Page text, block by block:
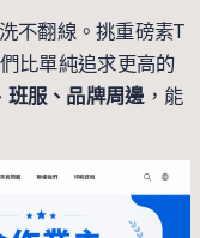
不翻線。挑重磅素T
們比單純追求更高的
班服、品牌周邊，能